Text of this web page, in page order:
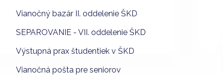
Vianočný bazár II. oddelenie ŠKD
SEPAROVANIE - VII. oddelenie ŠKD
Výstupná prax študentiek v ŠKD
Vianočná pošta pre seniorov